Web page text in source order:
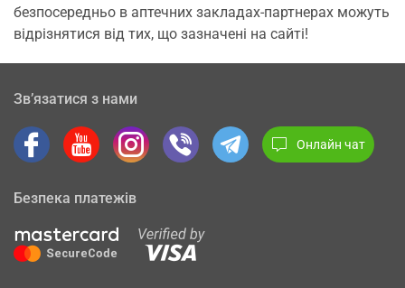
безпосередньо в аптечних закладах-партнерах можуть
відрізнятися від тих, що зазначені на сайті!
Зв’язатися з нами
Онлайн чат
Безпека платежів